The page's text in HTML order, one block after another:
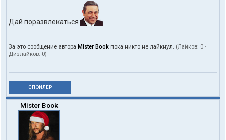
Дай поразвлекаться
За это сообщение автора Mister Book пока никто не лайкнул. (Лайков: 0 ·
Дизлайков: 0)
СПОЙЛЕР
Mister Book